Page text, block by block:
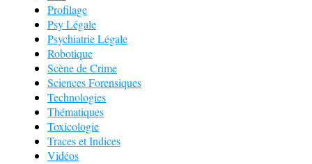
Profilage
Psy Légale
Psychiatrie Légale
Robotique
Scène de Crime
Sciences Forensiques
Technologies
Thématiques
Toxicologie
Traces et Indices
Vidéos